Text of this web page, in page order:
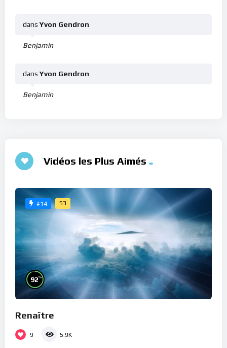
Benjamin
dans Yvon Gendron
Benjamin
dans Yvon Gendron
Vidéos les Plus Aimés
#14 53
92%
Renaître
9 5.9K